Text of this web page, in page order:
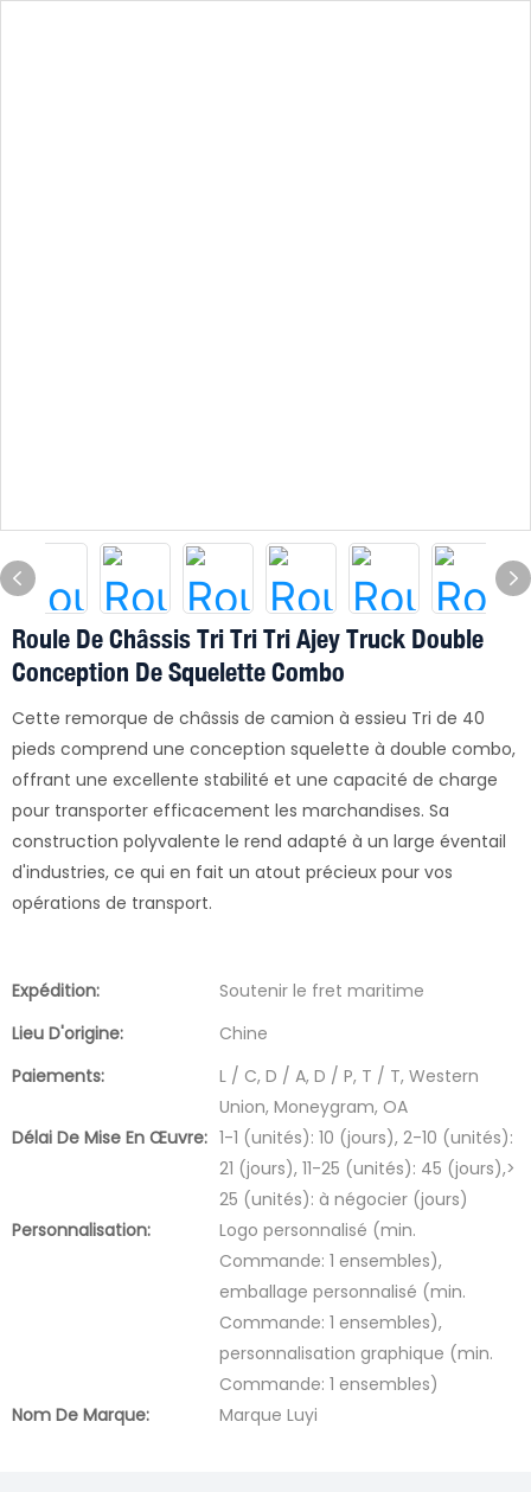
Roule De Châssis Tri Tri Tri Ajey Truck Double
Conception De Squelette Combo
Cette remorque de châssis de camion à essieu Tri de 40
pieds comprend une conception squelette à double combo,
offrant une excellente stabilité et une capacité de charge
pour transporter efficacement les marchandises. Sa
construction polyvalente le rend adapté à un large éventail
d'industries, ce qui en fait un atout précieux pour vos
opérations de transport.
Expédition:
Soutenir le fret maritime
Lieu D'origine:
Chine
Paiements:
L / C, D / A, D / P, T / T, Western
Union, Moneygram, OA
Délai De Mise En Œuvre: 1-1 (unités): 10 (jours), 2-10 (unités):
21 (jours), 11-25 (unités): 45 (jours),>
25 (unités): à négocier (jours)
Personnalisation:
Logo personnalisé (min.
Commande: 1 ensembles),
emballage personnalisé (min.
Commande: 1 ensembles),
personnalisation graphique (min.
Commande: 1 ensembles)
Nom De Marque:
Marque Luyi